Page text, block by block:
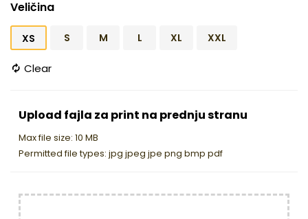
Veličina
XS S M L XL XXL
Clear
Upload fajla za print na prednju stranu
Max file size: 10 MB
Permitted file types: jpg jpeg jpe png bmp pdf